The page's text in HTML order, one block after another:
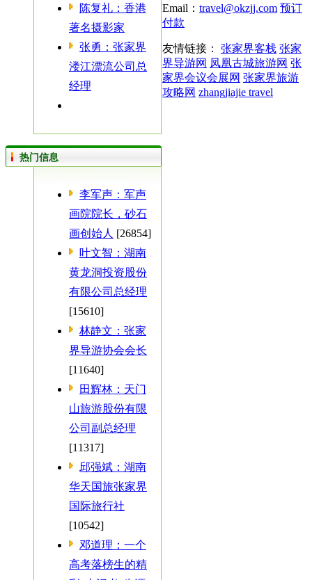
陈复礼：香港
著名摄影家
张勇：张家界
溇江漂流公司总
经理
热门信息
李军声：军声
画院院长，砂石
画创始人 [26854]
叶文智：湖南
黄龙洞投资股份
有限公司总经理
[15610]
林静文：张家
界导游协会会长
[11640]
田辉林：天门
山旅游股份有限
公司副总经理
[11317]
邱强斌：湖南
华天国旅张家界
国际旅行社
[10542]
邓道理：一个
高考落榜生的精
Email： travel@okzjj.com 预订
付款
友情链接： 张家界客栈 张家
界导游网 凤凰古城旅游网 张
家界会议会展网 张家界旅游
攻略网 zhangjiajie travel